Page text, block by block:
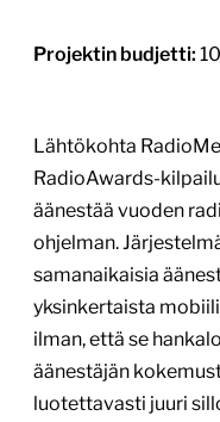
Projektin budjetti:
Lähtökohta
RadioAwards-
äänestää vuoden
ohjelman.
samanaikaisia
yksinkertaista
ilman, että se
äänestäjän
luotettavasti juuri